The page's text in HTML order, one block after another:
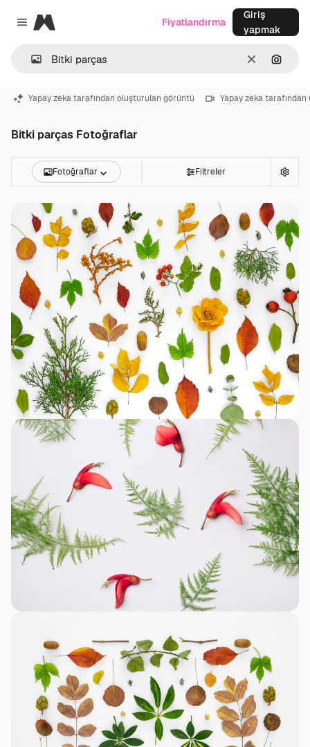
Close menu
Magnific
Temizlemek
Fiyatlandırma
Giriş
yapmak
Yapay zeka tarafından oluşturulan görüntü Yapay zeka
Bitki parças Fotoğraflar
Fotoğraflar Filtreler